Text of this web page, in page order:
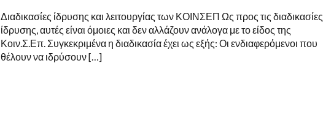
Διαδικασίες ίδρυσης και λειτουργίας των ΚΟΙΝΣΕΠ Ως προς τις διαδικασίες
ίδρυσης, αυτές είναι όμοιες και δεν αλλάζουν ανάλογα με το είδος της
Κοιν.Σ.Επ. Συγκεκριμένα η διαδικασία έχει ως εξής: Οι ενδιαφερόμενοι που
θέλουν να ιδρύσουν […]